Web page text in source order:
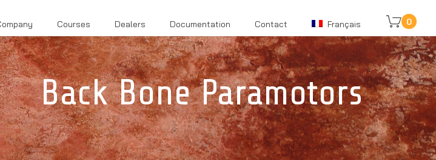
Courses Dealers Documentation Contact Français 0
Back Bone Paramotors